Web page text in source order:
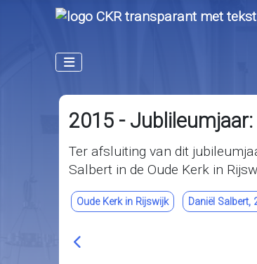
2015 -
Ter afsluiting van dit
Salbert in de Oude Kerk in
Oude Kerk in Rijswijk Daniël Salbert,
Vorig artikel: 2016 -